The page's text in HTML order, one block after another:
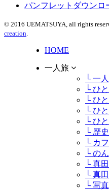
パンフレットダウンロ
© 2016 UEMATSUYA, all rights
creation
HOME
一人旅
└ 一
└ ひ
└ ひ
└ ひ
└ ひ
└ 歴
└ カ
└ の
└ 真
└ 真
└ 写